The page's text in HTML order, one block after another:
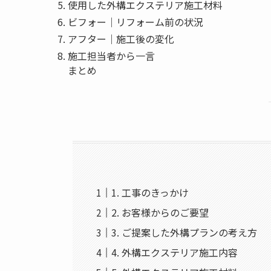
使用した外構エクステリア施工材料
ビフォー｜リフォーム前の状況
アフター｜施工後の変化
施工担当者から一言
まとめ
1. 工事のきっかけ
2. お客様からのご要望
3. ご提案した外構プランの考え方
4. 外構エクステリア施工内容